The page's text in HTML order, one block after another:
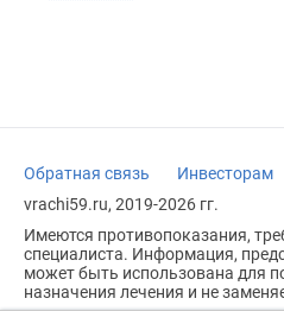
Обратная связь Инвесторам
vrachi59.ru, 2019-2026 гг.
Имеются противопоказания,
специалиста. Информация,
может быть использована для
назначения лечения и не